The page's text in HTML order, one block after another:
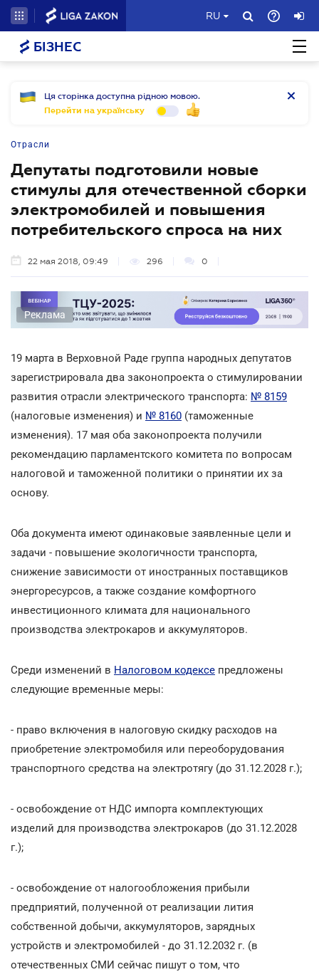
RU
БІЗНЕС
Ця сторінка доступна рідною мовою.
Перейти на українську
Отрасли
Депутаты подготовили новые
стимулы для отечественной сборки
электромобилей и повышения
потребительского спроса на них
22 мая 2018, 09:49 296 0
Реклама
19 марта в Верховной Раде группа народных депутатов
зарегистрировала два законопроекта о стимулировании
развития отрасли электрического транспорта: № 8159
(налоговые изменения) и № 8160 (таможенные
изменения). 17 мая оба законопроекта получили
рекомендацию парламентского комитета по вопросам
налоговой и таможенной политики о принятии их за
основу.
Оба документа имеют одинаковые заявленные цели и
задачи - повышение экологичности транспорта,
снижение зависимости от иностранных поставщиков
энергоресурсов, а также создание комфортного
инвестиционного климата для национального
производства электрокаров и аккумуляторов.
Среди изменений в Налоговом кодексе предложены
следующие временные меры:
- право включения в налоговую скидку расходов на
приобретение электромобиля или переоборудования
транспортного средства на электротягу (до 31.12.2028 г.);
- освобождение от НДС импорта комплектующих
изделий для производства электрокаров (до 31.12.2028
г.);
- освобождение от налогообложения прибыли
предприятий, полученной от реализации лития
собственной добычи, аккумуляторов, зарядных
устройств и электромобилей - до 31.12.2032 г. (в
отечественных СМИ сейчас пишут о том, что